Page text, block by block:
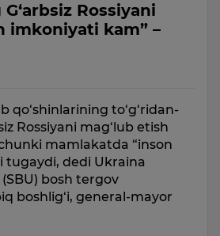
Rossiyani
imkoniyati kam” –
qo‘shinlarining to‘g‘ridan-
Rossiyani mag‘lub etish
mamlakatda “inson
tugaydi, dedi Ukraina
bosh tergov
boshlig‘i, general-mayor